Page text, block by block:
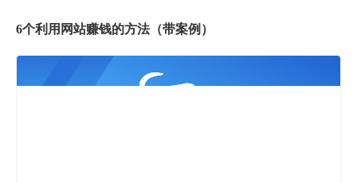
6个利用网站赚钱的方法（带案例）